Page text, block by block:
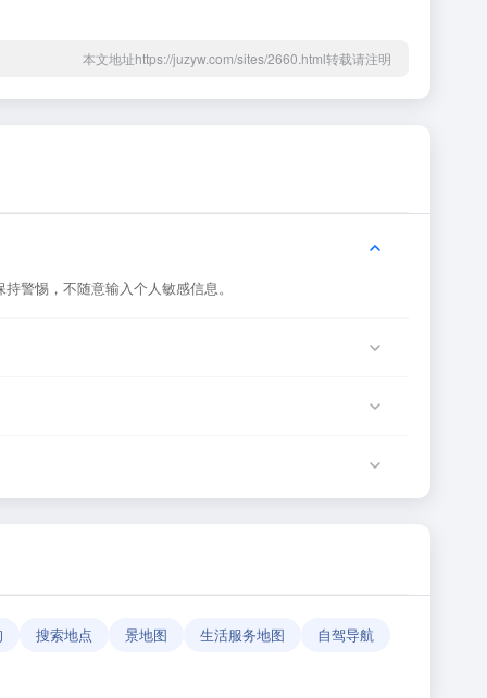
本文地址https://juzyw.com/sites/2660.html转载请注明
警惕，不随意输入个人敏感信息。
和有效性。
搜索地点 景地图 生活服务地图 自驾导航